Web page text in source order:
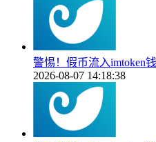
警惕！假币流入imtoken
2026-08-07 14:18:38